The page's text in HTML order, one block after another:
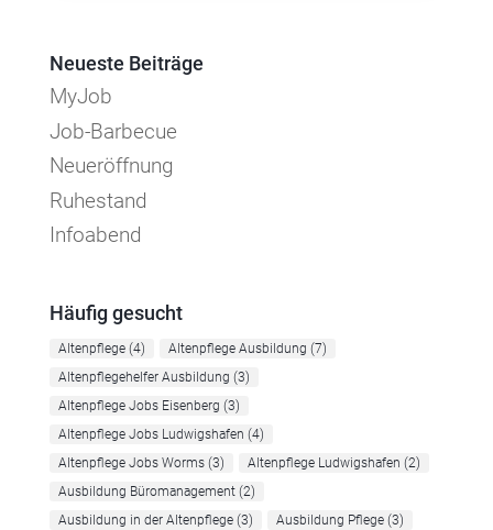
Neueste Beiträge
MyJob
Job-Barbecue
Neueröffnung
Ruhestand
Infoabend
Häufig gesucht
Altenpflege(4) Altenpflege Ausbildung (7)
Altenpflegehelfer Ausbildung (3)
Altenpflege Jobs Eisenberg (3)
Altenpflege Jobs Ludwigshafen (4)
Altenpflege Jobs Worms(3) Altenpflege Ludwigshafen (2)
Ausbildung Büromanagement(2)
Ausbildung in der Altenpflege(3) Ausbildung Pflege(3)